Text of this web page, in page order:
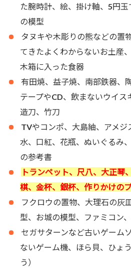
た腕時計、絵、掛け軸、5円
の模型
タヌキや木彫りの熊などの置
てきたよくわからないお土産
木箱に入った食器
有田焼、益子焼、南部鉄器、
テープやCD、飲まないウイス
造刀、竹刀
TVやコンポ、大島紬、アメジ
水、口紅、花瓶、ぬいぐるみ
の参考書
トランペット、尺八、大正琴
棋、金杯、銀杯、作りかけの
フクロウの置物、大理石の灰
型、お城の模型、ファミコン
セガサターンなど古いゲーム
ないゲーム機、ほら貝、ひょ
う）